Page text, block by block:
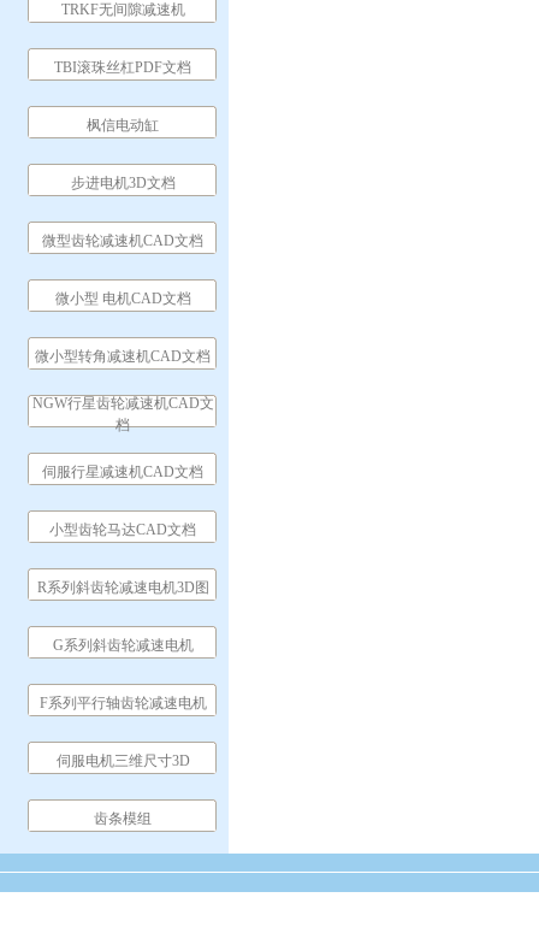
TRKF无间隙减速机
TBI滚珠丝杠PDF文档
枫信电动缸
步进电机3D文档
微型齿轮减速机CAD文档
微小型 电机CAD文档
微小型转角减速机CAD文档
NGW行星齿轮减速机CAD文
档
伺服行星减速机CAD文档
小型齿轮马达CAD文档
R系列斜齿轮减速电机3D图
G系列斜齿轮减速电机
F系列平行轴齿轮减速电机
伺服电机三维尺寸3D
齿条模组